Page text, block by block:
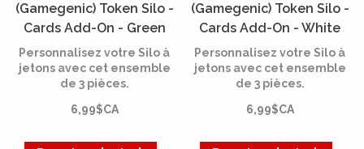
(Gamegenic) Token Silo -
Cards Add-On - Green
Personnalisez votre Silo à
jetons avec cet ensemble
de 3 pièces.
6,99$CA
(Gamegenic) Token Silo -
Cards Add-On - White
Personnalisez votre Silo à
jetons avec cet ensemble
de 3 pièces.
6,99$CA